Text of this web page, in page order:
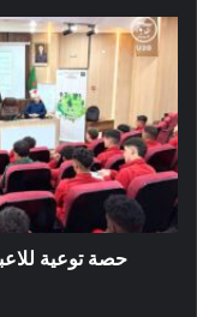
حصة
توعية
أقل
من
20
سنة
بمخاطر
المنشطات